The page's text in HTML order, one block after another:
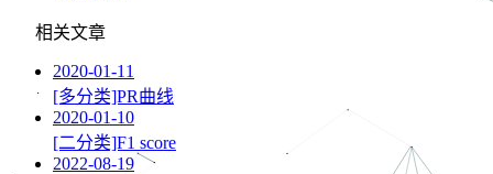
相关文章
2020-01-11
[多分类]PR曲线
2020-01-10
[二分类]F1 score
2022-08-19